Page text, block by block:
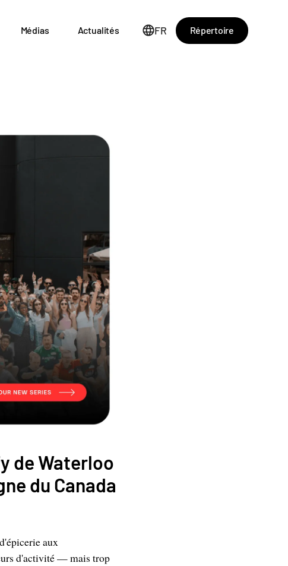
Médias Actualités FR Répertoire
de Waterloo
du Canada
aux
d'activité — mais trop